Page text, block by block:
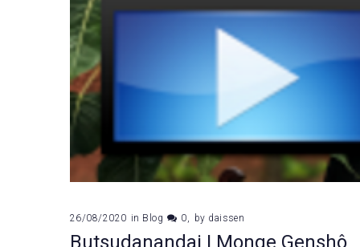
26/08/2020 in Blog 0 by daissen
Butsudanandai | Monge Genshô